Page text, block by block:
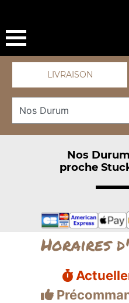
LIVRAISON
Nos
proche
Horaires